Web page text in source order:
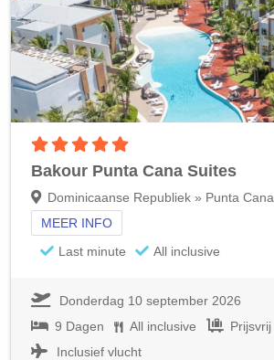
Bakour Punta Cana Suites
Dominicaanse Republiek » Punta Cana
MEER INFO
Last minute
All inclusive
Donderdag 10 september 2026
9 Dagen
All inclusive
Prijsvrij
Inclusief vlucht